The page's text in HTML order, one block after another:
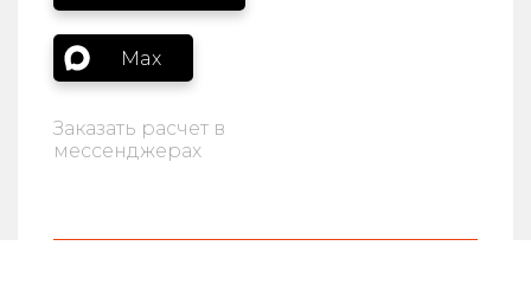
Max
Заказать расчет в
мессенджерах